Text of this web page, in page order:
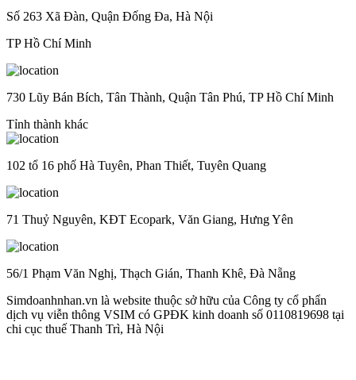
Số 263 Xã Đàn, Quận Đống Đa, Hà Nội
TP Hồ Chí Minh
730 Lũy Bán Bích, Tân Thành, Quận Tân Phú, TP Hồ Chí Minh
Tỉnh thành khác
102 tổ 16 phố Hà Tuyên, Phan Thiết, Tuyên Quang
71 Thuỷ Nguyên, KĐT Ecopark, Văn Giang, Hưng Yên
56/1 Phạm Văn Nghị, Thạch Gián, Thanh Khê, Đà Nẵng
Simdoanhnhan.vn là website thuộc sở hữu của Công ty cổ phẩn
dịch vụ viễn thông VSIM có GPĐK kinh doanh số 0110819698 tại
chi cục thuế Thanh Trì, Hà Nội